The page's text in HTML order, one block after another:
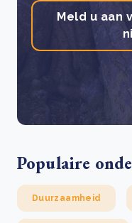
Meld u aan
Populaire
Duurzaamheid